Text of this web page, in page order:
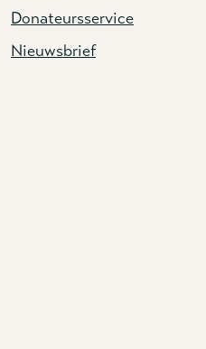
Donateursservice
Nieuwsbrief